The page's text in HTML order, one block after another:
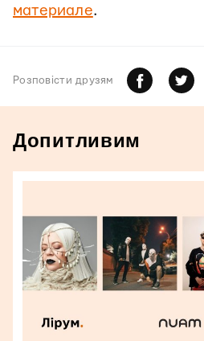
материале.
Розповiсти друзям
Допитливим